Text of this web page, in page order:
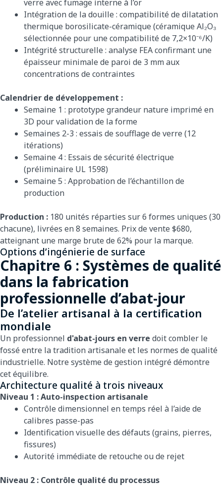
verre avec fumage interne à l’or
Intégration de la douille : compatibilité de dilatation
thermique borosilicate-céramique (céramique Al₂O₃
sélectionnée pour une compatibilité de 7,2×10⁻⁶/K)
Intégrité structurelle : analyse FEA confirmant une
épaisseur minimale de paroi de 3 mm aux
concentrations de contraintes
Calendrier de développement :
Semaine 1 : prototype grandeur nature imprimé en
3D pour validation de la forme
Semaines 2-3 : essais de soufflage de verre (12
itérations)
Semaine 4 : Essais de sécurité électrique
(préliminaire UL 1598)
Semaine 5 : Approbation de l’échantillon de
production
Production : 180 unités réparties sur 6 formes uniques (30
chacune), livrées en 8 semaines. Prix de vente $680,
atteignant une marge brute de 62% pour la marque.
Options d’ingénierie de surface
Chapitre 6 : Systèmes de qualité
dans la fabrication
professionnelle d’abat-jour
De l’atelier artisanal à la certification
mondiale
Un professionnel d'abat-jours en verre doit combler le
fossé entre la tradition artisanale et les normes de qualité
industrielle. Notre système de gestion intégré démontre
cet équilibre.
Architecture qualité à trois niveaux
Niveau 1 : Auto-inspection artisanale
Contrôle dimensionnel en temps réel à l’aide de
calibres passe-pas
Identification visuelle des défauts (grains, pierres,
fissures)
Autorité immédiate de retouche ou de rejet
Niveau 2 : Contrôle qualité du processus